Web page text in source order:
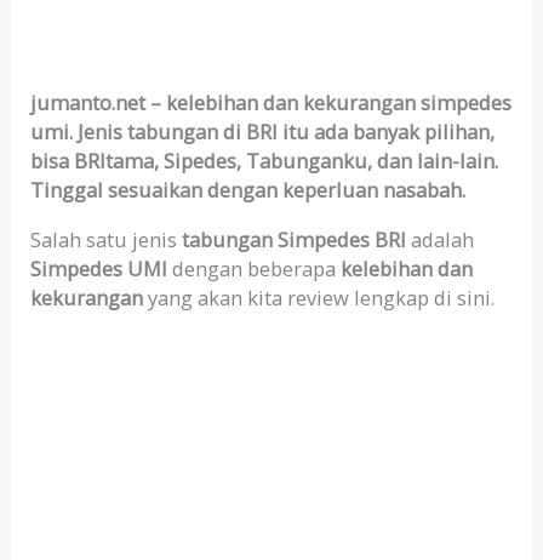
jumanto.net – kelebihan dan kekurangan simpedes
umi. Jenis tabungan di BRI itu ada banyak pilihan,
bisa BRItama, Sipedes, Tabunganku, dan lain-lain.
Tinggal sesuaikan dengan keperluan nasabah.
Salah satu jenistabungan Simpedes BRI adalah
Simpedes UMI dengan beberapa kelebihan dan
kekuranganyang akan kita review lengkap di sini.